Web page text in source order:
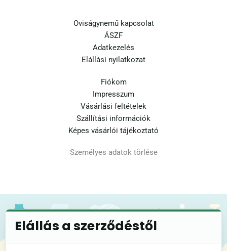
Oviságynemű kapcsolat
ÁSZF
Adatkezelés
Elállási nyilatkozat
Fiókom
Impresszum
Vásárlási feltételek
Szállítási információk
Képes vásárlói tájékoztató
Személyes adatok törlése
Elállás a szerződéstől